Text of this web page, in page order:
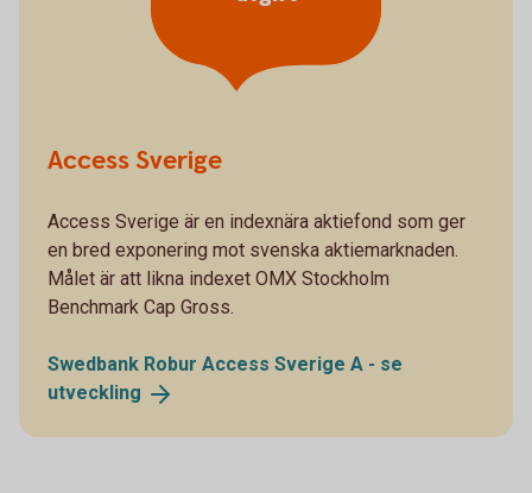
Access Sverige
Access Sverige är en indexnära aktiefond som ger
en bred exponering mot svenska aktiemarknaden.
Målet är att likna indexet OMX Stockholm
Benchmark Cap Gross.
Swedbank Robur Access Sverige A - se
utveckling